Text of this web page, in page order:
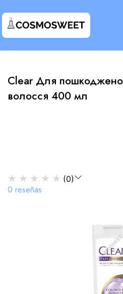
Clear Для
волосся 400 мл
★ ★ ★ ★ ★ (0)
0 reseñas